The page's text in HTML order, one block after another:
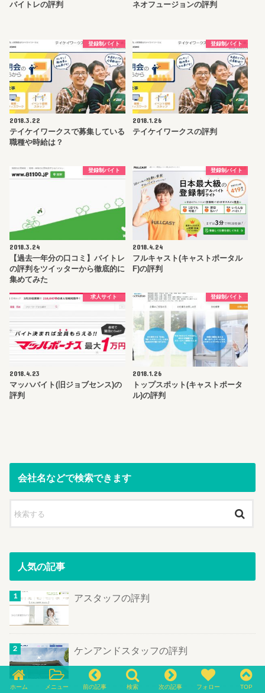
バイトレの評判
ネオフュージョンの評判
登録制バイト
2018.3.22
テイケイワークスで募集している
職種や時給は？
登録制バイト
2018.1.26
テイケイワークスの評判
登録制バイト
2018.3.24
【過去一年分の口コミ】バイトレ
の評判をツイッターから徹底的に
集めてみた
登録制バイト
2018.4.24
フルキャスト(キャストポータル
F)の評判
求人サイト
2018.4.23
マッハバイト(旧ジョブセンス)の
評判
登録制バイト
2018.1.26
トップスポット(キャストポータ
ル)の評判
会社名などで検索できます
人気の記事
アスタッフの評判
ケンアンドスタッフの評判
ホーム メニュー 前の記事 検索 次の記事 フォロー TOP